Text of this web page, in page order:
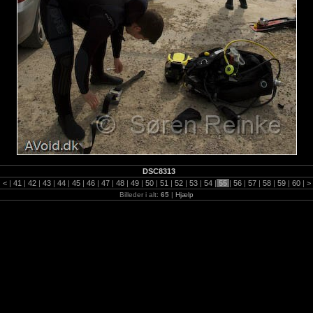
DSC8313
< | 41 | 42 | 43 | 44 | 45 | 46 | 47 | 48 | 49 | 50 | 51 | 52 | 53 | 54 | 55 | 56 | 57 | 58 | 59 | 60 | >
Billeder i alt: 65 | Hjælp